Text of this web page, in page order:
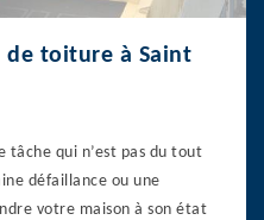
de toiture à Saint
qui n’est pas du tout
défaillance ou une
votre maison à son état